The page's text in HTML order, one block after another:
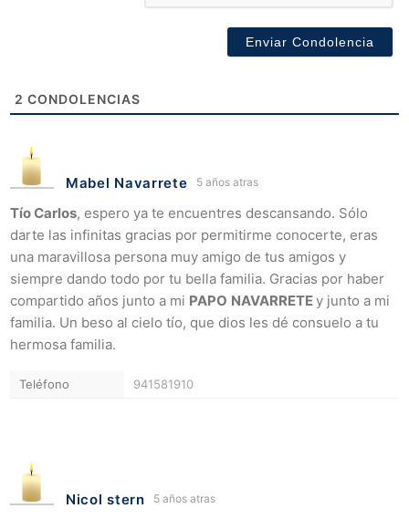
2 CONDOLENCIAS
Mabel Navarrete 5 años atras
Tío Carlos, espero ya te encuentres descansando. Sólo
darte las infinitas gracias por permitirme conocerte, eras
una maravillosa persona muy amigo de tus amigos y
siempre dando todo por tu bella familia. Gracias por haber
compartido años junto a mi PAPO NAVARRETEy junto a mi
familia. Un beso al cielo tío, que dios les dé consuelo a tu
hermosa familia.
Teléfono 941581910
Nicol stern 5 años atras